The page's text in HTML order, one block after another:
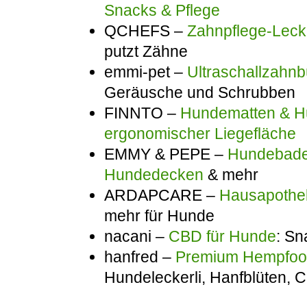
Snacks & Pflege
QCHEFS – Zahnpflege-
putzt Zähne
emmi-pet –
Geräusche und Schrubben
FINNTO – Hundematten &
ergonomischer Liegefläche
EMMY & PEPE –
Hundedecken & mehr
ARDAPCARE –
mehr für Hunde
nacani – CBD für Hunde:
hanfred – Premium
Hundeleckerli, Hanfblüten,